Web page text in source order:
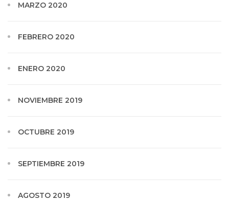
MARZO 2020
FEBRERO 2020
ENERO 2020
NOVIEMBRE 2019
OCTUBRE 2019
SEPTIEMBRE 2019
AGOSTO 2019